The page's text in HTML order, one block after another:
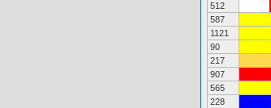
512
587
1121
90
217
907
565
228